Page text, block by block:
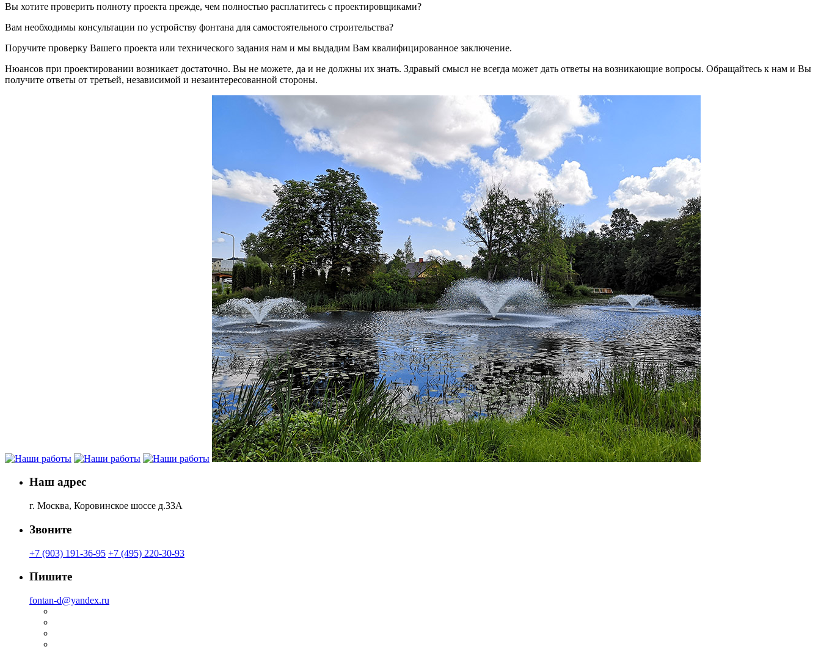
Вы хотите проверить полноту проекта прежде, чем полностью расплатитесь с проектировщиками?
Вам необходимы консультации по устройству фонтана для самостоятельного строительства?
Поручите проверку Вашего проекта или технического задания нам и мы выдадим Вам квалифицированное заключение.
Нюансов при проектировании возникает достаточно. Вы не можете, да и не должны их знать. Здравый смысл не всегда может дать ответы на возникающие вопросы. Обращайтесь к нам и Вы
получите ответы от третьей, независимой и незаинтересованной стороны.
Наш адрес
г. Москва, Коровинское шоссе д.33А
Звоните
+7 (903) 191-36-95 +7 (495) 220-30-93
Пишите
fontan-d@yandex.ru